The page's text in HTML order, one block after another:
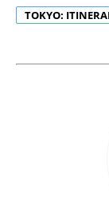
TOKYO: